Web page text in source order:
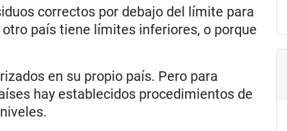
correctos por debajo del límite para
país tiene límites inferiores, o porque
en su propio país. Pero para
hay establecidos procedimientos de